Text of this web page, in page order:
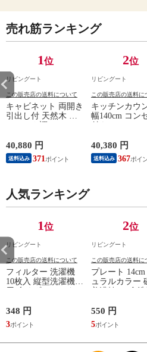
売れ筋ランキング
1位
リビングート
この販売店の送料について
キャビネット 両開き
引出し付 天然木 エ
収納 食器棚 収納 キ
ッチン 飾り棚 完成
品 キッチンキャビネ
れ ）
40,880 円
送料込み 371
2位
リビングート
この販売店の送料に
キッチンカウ
幅140cm コン
ー 作業台 家電
ク 収納 可動棚
除ロボット対
40,380 円
送料込み 367
人気ランキング
1位
リビングート
この販売店の送料について
フィルター 洗濯機
10枚入 縦型洗濯機専
ミ取り 糸くず ゴミ
使い捨て 抗菌 洗濯
くず取り 排水口 ご
348 円
3
2位
リビングート
この販売店の送料に
プレート
ュラルカラー
ケーキ皿 デザ
取り皿 小皿 日
デザートプレ
550 円
5